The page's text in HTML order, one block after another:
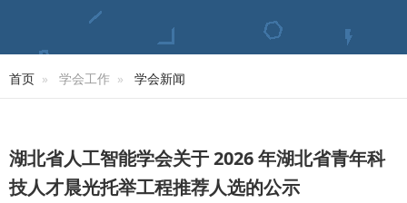
首页 学会工作 学会新闻
湖北省人工智能学会关于 2026 年湖北省青年科
技人才晨光托举工程推荐人选的公示